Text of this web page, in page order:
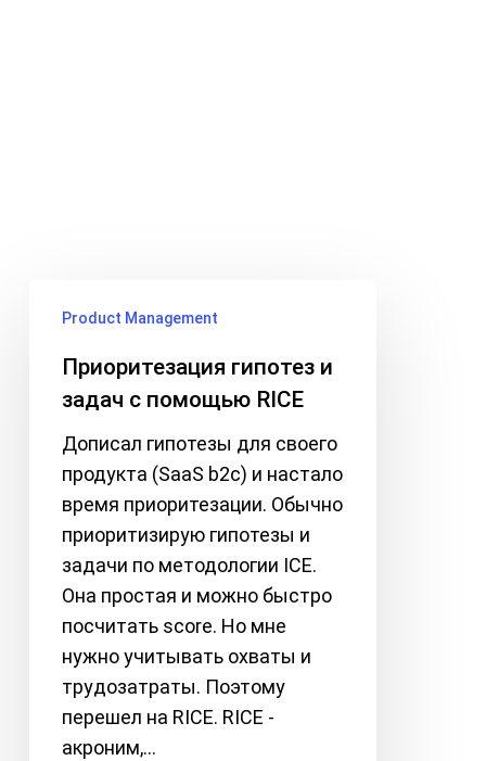
гипотез
задач
помощью
RICE
Product Management
Приоритезация гипотез и
задач с помощью RICE
Дописал гипотезы для своего
продукта (SaaS b2c) и настало
время приоритезации. Обычно
приоритизирую гипотезы и
задачи по методологии ICE.
Она простая и можно быстро
посчитать score. Но мне
нужно учитывать охваты и
трудозатраты. Поэтому
перешел на RICE. RICE -
акроним,…